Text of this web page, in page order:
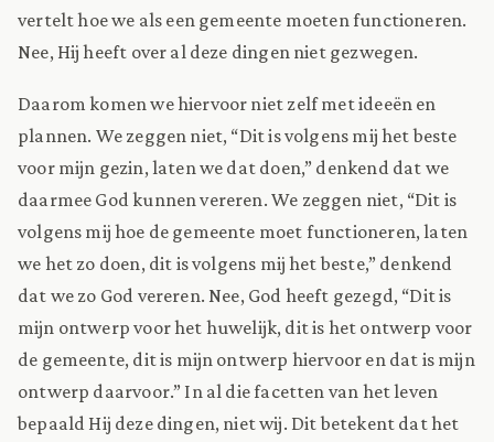
vertelt hoe we als een gemeente moeten functioneren.
Nee, Hij heeft over al deze dingen niet gezwegen.
Daarom komen we hiervoor niet zelf met ideeën en
plannen. We zeggen niet, “Dit is volgens mij het beste
voor mijn gezin, laten we dat doen,” denkend dat we
daarmee God kunnen vereren. We zeggen niet, “Dit is
volgens mij hoe de gemeente moet functioneren, laten
we het zo doen, dit is volgens mij het beste,” denkend
dat we zo God vereren. Nee, God heeft gezegd, “Dit is
mijn ontwerp voor het huwelijk, dit is het ontwerp voor
de gemeente, dit is mijn ontwerp hiervoor en dat is mijn
ontwerp daarvoor.” In al die facetten van het leven
bepaald Hij deze dingen, niet wij. Dit betekent dat het